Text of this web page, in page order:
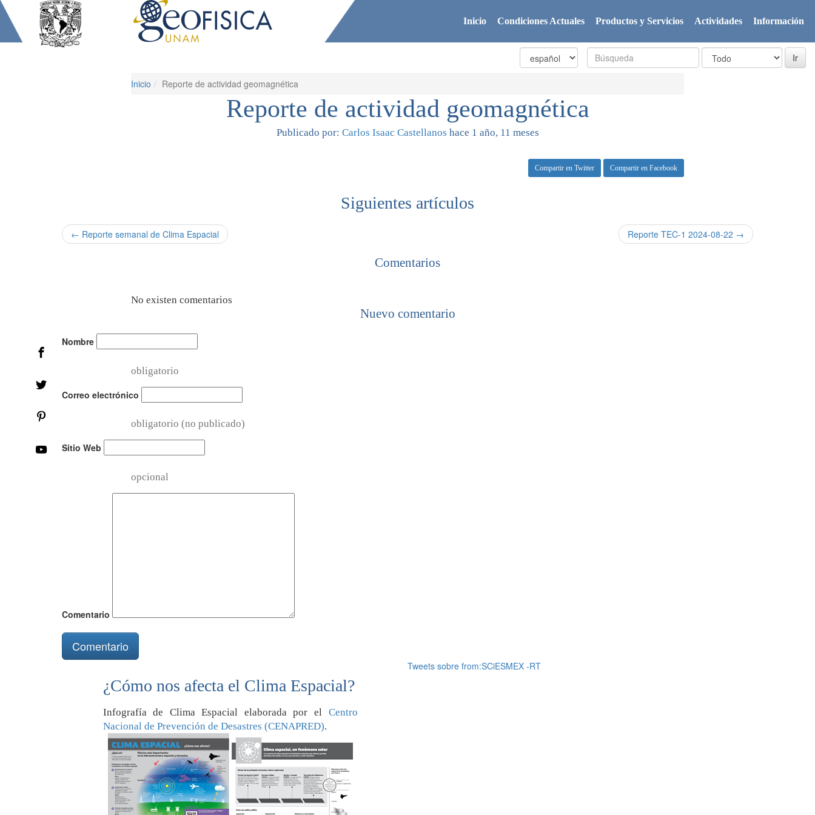
Inicio Condiciones Actuales Productos y Servicios Actividades Información
Inicio Reporte de actividad geomagnética
Reporte de actividad geomagnética
Publicado por: Carlos Isaac Castellanos hace 1 año, 11 meses
Compartir en Twitter Compartir en Facebook
Siguientes artículos
← Reporte semanal de Clima Espacial Reporte TEC-1 2024-08-22 →
Comentarios
No existen comentarios
Nuevo comentario
Nombre
obligatorio
Correo electrónico
obligatorio (no publicado)
Sitio Web
opcional
Comentario
¿Cómo nos afecta el Clima Espacial?
Infografía de Clima Espacial elaborada por el Centro
Nacional de Prevención de Desastres (CENAPRED).
Tweets sobre from:SCiESMEX -RT